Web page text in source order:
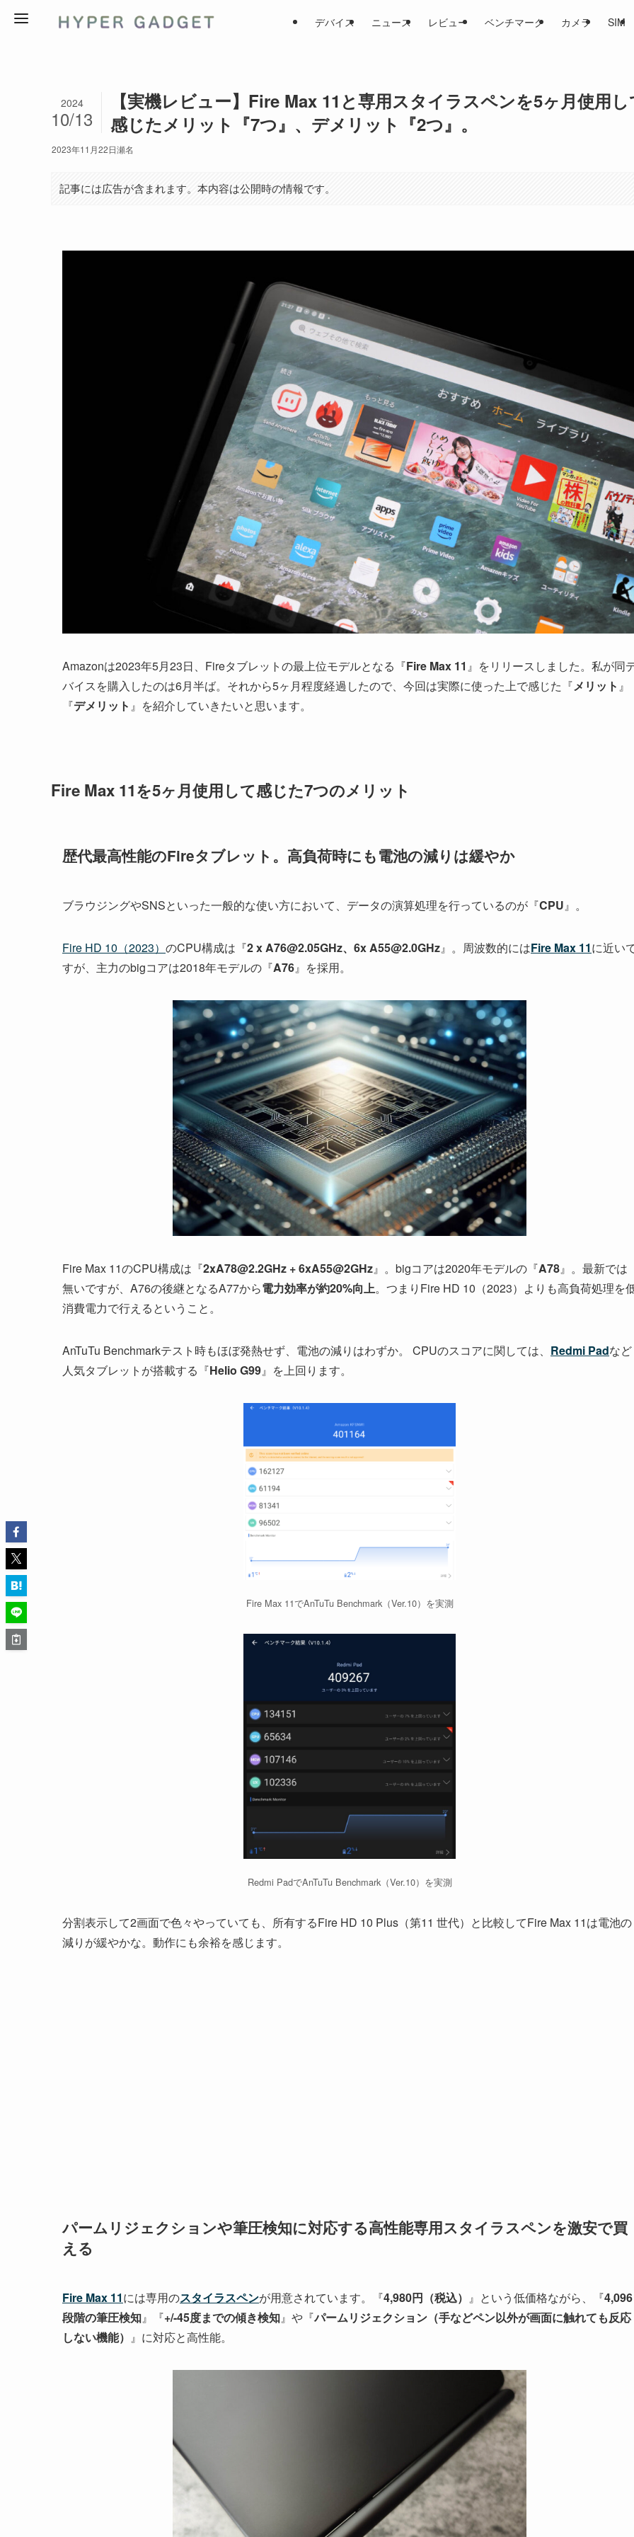
デバイス ニュース レビュー ベンチマーク カメラ SIM
【実機レビュー】Fire Max 11と専用スタイラスペンを5ヶ月使用
感じたメリット『7つ』、デメリット『2つ』。
2024
10/13
2023年11月22日瀬名
記事には広告が含まれます。本内容は公開時の情報です。
Amazonは2023年5月23日、Fireタブレットの最上位モデルとなる『Fire Max 11 』をリリースしました。私が同
バイスを購入したのは6月半ば。それから5ヶ月程度経過したので、今回は実際に使った上で感じた『メリット 』
『デメリット 』を紹介していきたいと思います。
Fire Max 11を5ヶ月使用して感じた7つのメリット
歴代最高性能のFireタブレット。高負荷時にも電池の減りは緩やか
ブラウジングやSNSといった一般的な使い方において、データの演算処理を行っているのが『CPU』。
Fire HD 10（2023） のCPU構成は『2 x A76@2.05GHz、6x A55@2.0GHz』。周波数的にはFire Max 11に近い
すが、主力のbigコアは2018年モデルの『A76』を採用。
Fire Max 11のCPU構成は『2xA78@2.2GHz + 6xA55@2GHz』。bigコアは2020年モデルの『A78』。最新では
無いですが、A76の後継となるA77から電力効率が約20%向上。つまりFire HD 10（2023）よりも高負荷処理を
消費電力で行えるということ。
AnTuTu Benchmarkテスト時もほぼ発熱せず、電池の減りはわずか。 CPUのスコアに関しては、 Redmi Padなど
人気タブレットが搭載する『Helio G99』を上回ります。
Fire Max 11でAnTuTu Benchmark（Ver.10）を実測
Redmi PadでAnTuTu Benchmark（Ver.10）を実測
分割表示して2画面で色々やっていても、所有するFire HD 10 Plus（第11 世代）と比較してFire Max 11は電池の
減りが緩やかな。動作にも余裕を感じます。
パームリジェクションや筆圧検知に対応する高性能専用スタイラスペンを激安で買
える
Fire Max 11には専用のスタイラスペンが用意されています。『4,980円（税込） 』という低価格ながら、『4,096
段階の筆圧検知』『+/-45度までの傾き検知』や『パームリジェクション（手などペン以外が画面に触れても反応
しない機能） 』に対応と高性能。